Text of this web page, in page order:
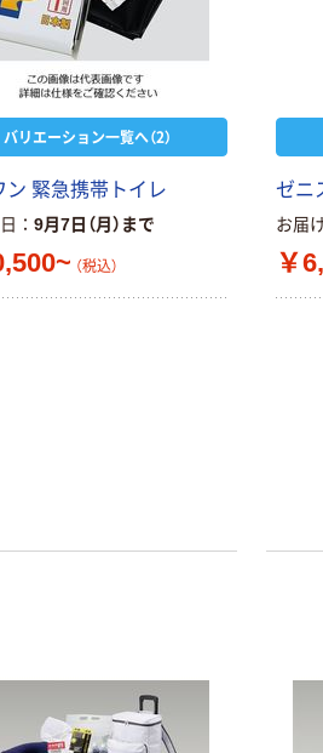
バリエーション一覧へ（2）
ン 緊急携帯トイレ
9月7日（月）まで
（税込）
ゼニ
お届
￥